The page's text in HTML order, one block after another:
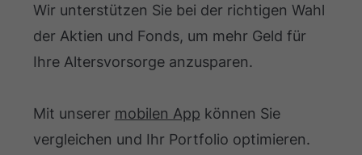
Wir unterstützen Sie bei der richtigen Wahl
der Aktien und Fonds, um mehr Geld für
Ihre Altersvorsorge anzusparen.
Mit unserer mobilen App können Sie
vergleichen und Ihr Portfolio optimieren.